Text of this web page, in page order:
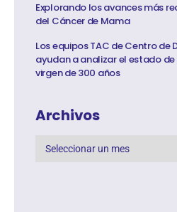
Explorando los avances más
del Cáncer de Mama
Los equipos TAC de Centro
ayudan a analizar el estado
virgen de 300 años
Archivos